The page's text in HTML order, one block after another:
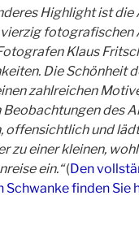
Highlight ist die
fotografischen
Klaus
Die Schönheit
zahlreichen
Beobachtungen des
offensichtlich und
zu einer kleinen,
ein.“(Den
Schwanke finden Sie